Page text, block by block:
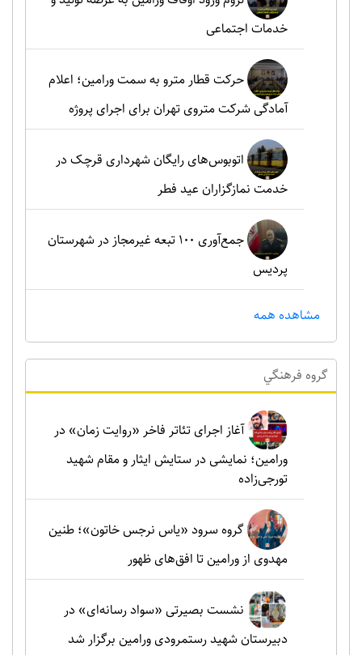
خدمات اجتماعی
حرکت قطار مترو به سمت ورامین؛ اعلام
آمادگی شرکت متروی تهران برای اجرای پروژه
اتوبوس‌های رایگان شهرداری قرچک در
خدمت نمازگزاران عید فطر
جمع‌آوری ۱۰۰ تبعه غیرمجاز در شهرستان
پردیس
مشاهده همه
گروه فرهنگي
آغاز اجرای تئاتر فاخر «روایت زمان» در
ورامین؛ نمایشی در ستایش ایثار و مقام شهید
تورجی‌زاده
گروه سرود «یاس نرجس خاتون»؛ طنین
مهدوی از ورامین تا افق‌های ظهور
نشست بصیرتی «سواد رسانه‌ای» در
دبیرستان شهید رستمرودی ورامین برگزار شد